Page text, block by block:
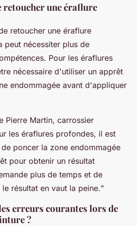
retoucher une éraflure
retoucher une éraflure
peut nécessiter plus de
Pour les éraflures
nécessaire d'utiliser un apprêt
endommagée avant d'appliquer
Pierre Martin, carrossier
les éraflures profondes, il est
poncer la zone endommagée
pour obtenir un résultat
plus de temps et de
résultat en vaut la peine."
erreurs courantes lors de
?